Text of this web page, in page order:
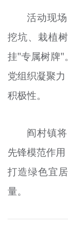
活动现
挖坑、栽植
挂"专属树牌"
党组织凝聚
积极性。
阎村镇
先锋模范作
打造绿色宜
量。